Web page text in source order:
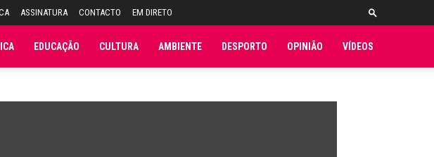
ASSINATURA CONTACTO EM DIRETO
EDUCAÇÃO CULTURA AMBIENTE DESPORTO OPINIÃO VÍDEOS